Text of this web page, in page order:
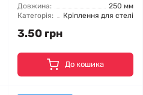
Довжина:
250 мм
Категорія:
Кріплення для стелі
3.50 грн
До кошика